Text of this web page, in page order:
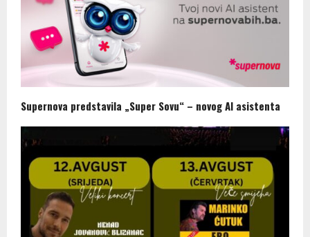
Supernova predstavila „Super Sovu“ – novog AI asistenta